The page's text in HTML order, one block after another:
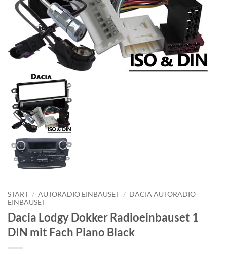
START / AUTORADIO EINBAUSET / DACIA AUTORADIO
EINBAUSET
Dacia Lodgy Dokker Radioeinbauset 1
DIN mit Fach Piano Black